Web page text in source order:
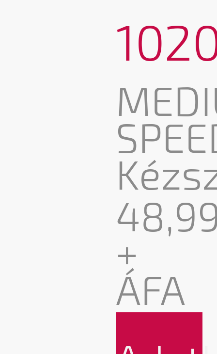
+
ÁFA